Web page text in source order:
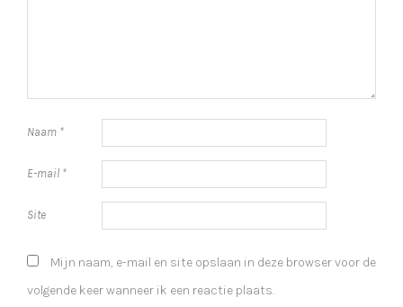
Naam *
E-mail *
Site
Mijn naam, e-mail en site opslaan in deze browser voor de
volgende keer wanneer ik een reactie plaats.